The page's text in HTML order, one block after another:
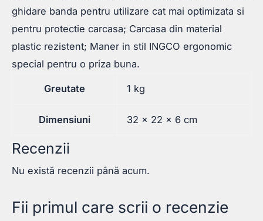
ghidare banda pentru utilizare cat mai optimizata si
pentru protectie carcasa; Carcasa din material
plastic rezistent; Maner in stil INGCO ergonomic
special pentru o priza buna.
Greutate 1 kg
Dimensiuni 32 × 22 × 6 cm
Recenzii
Nu există recenzii până acum.
Fii primul care scrii o recenzie